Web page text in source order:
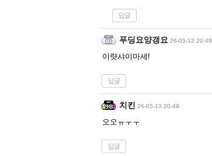
답글
푸딩요양갱요 26-05-13 20:49
이럇샤이마세!
답글
치킨 26-05-13 20:49
오오ㅠㅜㅜ
답글